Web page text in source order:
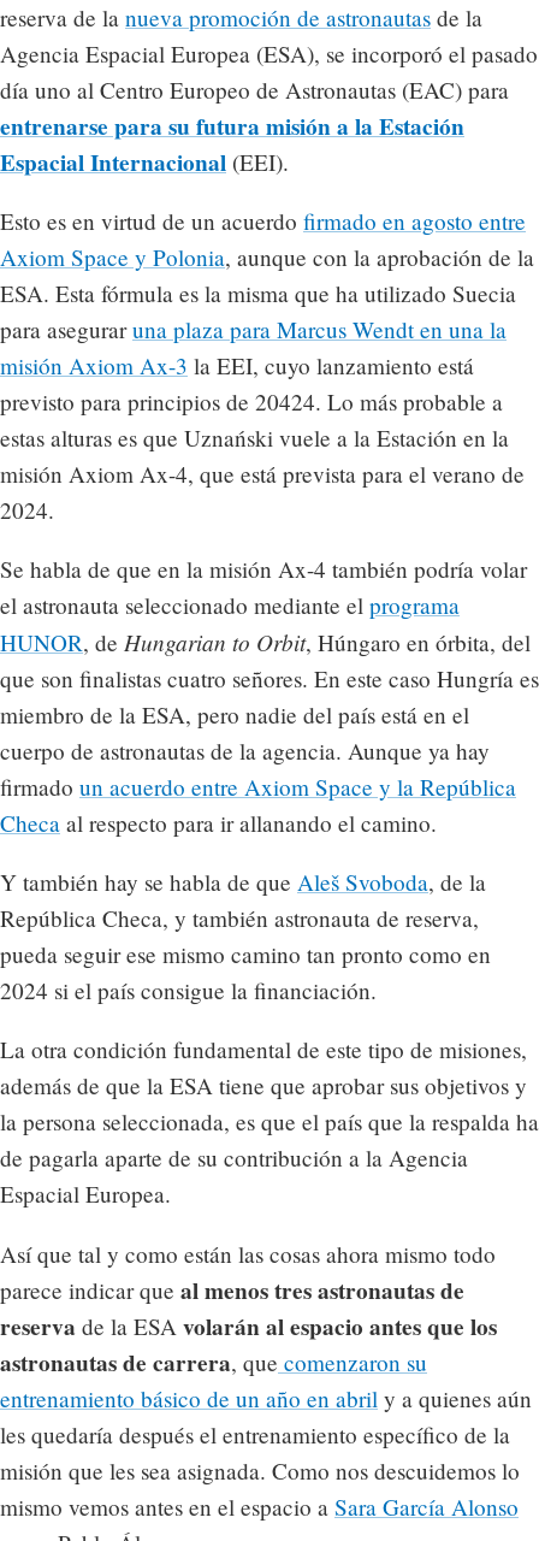
reserva de la nueva promoción de astronautas de la
Agencia Espacial Europea (ESA), se incorporó el pasado
día uno al Centro Europeo de Astronautas (EAC) para
entrenarse para su futura misión a la Estación
Espacial Internacional (EEI).
Esto es en virtud de un acuerdo firmado en agosto entre
Axiom Space y Polonia, aunque con la aprobación de la
ESA. Esta fórmula es la misma que ha utilizado Suecia
para aseguraruna plaza para Marcus Wendt en una la
misión Axiom Ax-3 la EEI, cuyo lanzamiento está
previsto para principios de 20424. Lo más probable a
estas alturas es que Uznański vuele a la Estación en la
misión Axiom Ax-4, que está prevista para el verano de
2024.
Se habla de que en la misión Ax-4 también podría volar
el astronauta seleccionado mediante el programa
HUNOR, de Hungarian to Orbit, Húngaro en órbita, del
que son finalistas cuatro señores. En este caso Hungría es
miembro de la ESA, pero nadie del país está en el
cuerpo de astronautas de la agencia. Aunque ya hay
firmado un acuerdo entre Axiom Space y la República
Checa al respecto para ir allanando el camino.
Y también hay se habla de que Aleš Svoboda, de la
República Checa, y también astronauta de reserva,
pueda seguir ese mismo camino tan pronto como en
2024 si el país consigue la financiación.
La otra condición fundamental de este tipo de misiones,
además de que la ESA tiene que aprobar sus objetivos y
la persona seleccionada, es que el país que la respalda ha
de pagarla aparte de su contribución a la Agencia
Espacial Europea.
Así que tal y como están las cosas ahora mismo todo
parece indicar que al menos tres astronautas de
reserva de la ESA volarán al espacio antes que los
astronautas de carrera, que comenzaron su
entrenamiento básico de un año en abril y a quienes aún
les quedaría después el entrenamiento específico de la
misión que les sea asignada. Como nos descuidemos lo
mismo vemos antes en el espacio a Sara García Alonso